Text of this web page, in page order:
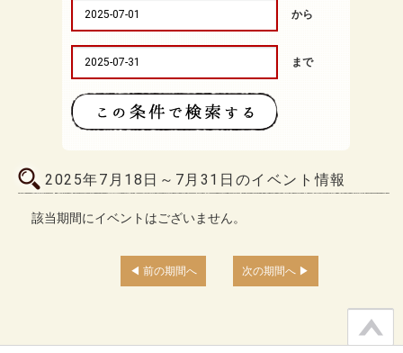
から
まで
2025年7月18日～7月31日のイベント情報
該当期間にイベントはございません。
前の期間へ 次の期間へ